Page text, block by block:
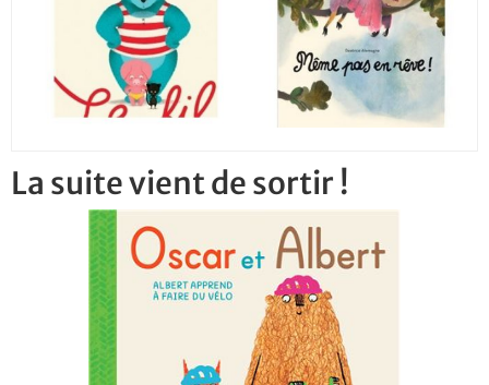
La suite vient de sortir !